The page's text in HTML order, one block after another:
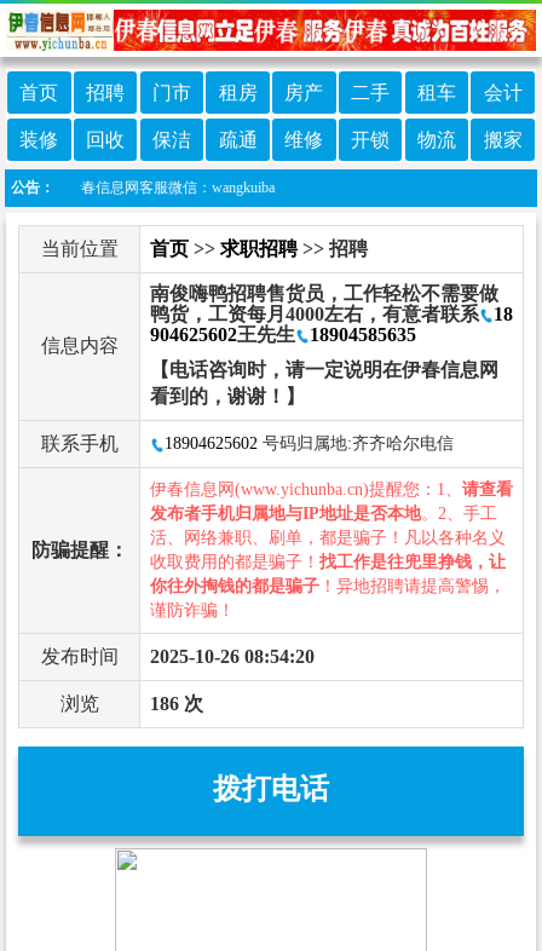
首页 招聘 门市 租房 房产 二手 租车 会计
装修 回收 保洁 疏通 维修 开锁 物流 搬家
公告：
请加伊春信息网客服微信：wangkuiba
当前位置 首页 >> 求职招聘>> 招聘
信息内容
南俊嗨鸭招聘售货员，工作轻松不需要做
鸭货，工资每月4000左右，有意者联系
18
904625602王先生
18904585635
【电话咨询时，请一定说明在伊春信息网
看到的，谢谢！】
联系手机 18904625602 号码归属地:齐齐哈尔电信
防骗提醒：
伊春信息网(www.yichunba.cn)提醒您：1、 请查看
发布者手机归属地与IP地址是否本地。2、手工
活、网络兼职、刷单，都是骗子！凡以各种名义
收取费用的都是骗子！ 找工作是往兜里挣钱，让
你往外掏钱的都是骗子 ！异地招聘请提高警惕，
谨防诈骗！
发布时间 2025-10-26 08:54:20
浏览 186 次
拨打电话